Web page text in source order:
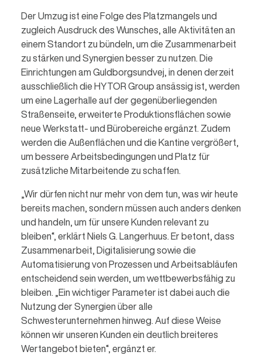
Der Umzug ist eine Folge des Platzmangels und
zugleich Ausdruck des Wunsches, alle Aktivitäten an
einem Standort zu bündeln, um die Zusammenarbeit
zu stärken und Synergien besser zu nutzen. Die
Einrichtungen am Guldborgsundvej, in denen derzeit
ausschließlich die HYTOR Group ansässig ist, werden
um eine Lagerhalle auf der gegenüberliegenden
Straßenseite, erweiterte Produktionsflächen sowie
neue Werkstatt- und Bürobereiche ergänzt. Zudem
werden die Außenflächen und die Kantine vergrößert,
um bessere Arbeitsbedingungen und Platz für
zusätzliche Mitarbeitende zu schaffen.
„Wir dürfen nicht nur mehr von dem tun, was wir heute
bereits machen, sondern müssen auch anders denken
und handeln, um für unsere Kunden relevant zu
bleiben“, erklärt Niels G. Langerhuus. Er betont, dass
Zusammenarbeit, Digitalisierung sowie die
Automatisierung von Prozessen und Arbeitsabläufen
entscheidend sein werden, um wettbewerbsfähig zu
bleiben. „Ein wichtiger Parameter ist dabei auch die
Nutzung der Synergien über alle
Schwesterunternehmen hinweg. Auf diese Weise
können wir unseren Kunden ein deutlich breiteres
Wertangebot bieten“, ergänzt er.